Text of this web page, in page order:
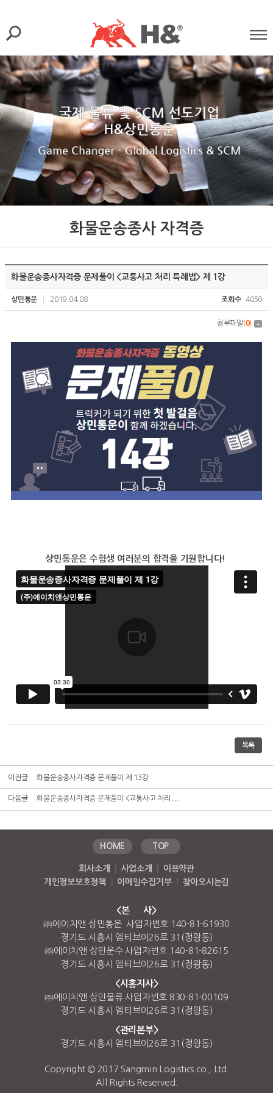
화물운송종사 자격증
화물운송종사자격증 문제풀이 <교통사고 처리 특례법> 제 1강
상민통운 2019.04.08 조회수 4050
첨부파일(0)
상민통운은 수험생 여러분의 합격을 기원합니다!
목록
이전글 화물운송종사자격증 문제풀이 제 13강
다음글 화물운송종사자격증 문제풀이 <교통사고 처리 ...
HOME TOP
회사소개 사업소개
이용약관
개인정보보호정책
이메일수집거부 찾아오시는길
<본 사>
㈜에이치앤 상민통운 사업자번호 140-81-61930
경기도 시흥시 엠티브이26로 31(정왕동)
㈜에이치앤 상민운수 사업자번호 140-81-82615
경기도 시흥시 엠티브이26로 31(정왕동)
<시흥지사>
㈜에이치앤 상민물류 사업자번호 830-81-00109
경기도 시흥시 엠티브이26로 31(정왕동)
<관리본부>
경기도 시흥시 엠티브이26로 31(정왕동)
Copyright © 2017 Sangmin Logistics co., Ltd.
All Rights Reserved.